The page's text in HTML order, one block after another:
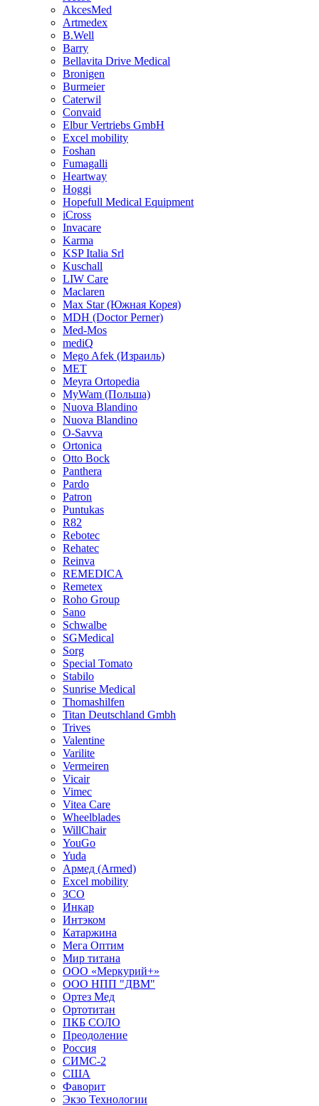
AkcesMed
Artmedex
B.Well
Barry
Bellavita Drive Medical
Bronigen
Burmeier
Caterwil
Convaid
Elbur Vertriebs GmbH
Excel mobility
Foshan
Fumagalli
Heartway
Hoggi
Hopefull Medical Equipment
iCross
Invacare
Karma
KSP Italia Srl
Kuschall
LIW Care
Maclaren
Max Star (Южная Корея)
MDH (Doctor Perner)
Med-Mos
mediQ
Mego Afek (Израиль)
MET
Meyra Ortopedia
MyWam (Польша)
Nuova Blandino
Nuova Blandino
O-Savva
Ortonica
Otto Bock
Panthera
Pardo
Patron
Puntukas
R82
Rebotec
Rehatec
Reinva
REMEDICA
Remetex
Roho Group
Sano
Schwalbe
SGMedical
Sorg
Special Tomato
Stabilo
Sunrise Medical
Thomashilfen
Titan Deutschland Gmbh
Trives
Valentine
Varilite
Vermeiren
Vicair
Vimec
Vitea Care
Wheelblades
WillChair
YouGo
Yuda
Армед (Armed)
Еxcel mobility
ЗСО
Инкар
Интэком
Катаржина
Мега Оптим
Мир титана
ООО «Меркурий+»
ООО НПП "ДВМ"
Ортез Мед
Ортотитан
ПКБ СОЛО
Преодоление
Россия
СИМС-2
США
Фаворит
Экзо Технологии